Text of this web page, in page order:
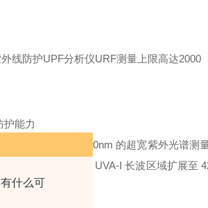
什么可
护能力
现了250nm 至 420nm 的超宽紫外光谱测
将测量范围延伸至 UVA-I 长波区域扩展至